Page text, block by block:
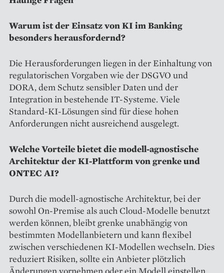
Warum ist der Einsatz von KI im Banking
besonders herausfordernd?
Die Herausforderungen liegen in der Einhaltung von
regulatorischen Vorgaben wie der DSGVO und
DORA, dem Schutz sensibler Daten und der
Integration in bestehende IT-Systeme. Viele
Standard-KI-Lösungen sind für diese hohen
Anforderungen nicht ausreichend ausgelegt.
Welche Vorteile bietet die modell-agnostische
Architektur der KI-Plattform von grenke und
ONTEC AI?
Durch die modell-agnostische Architektur, bei der
sowohl On-Premise als auch Cloud-Modelle benutzt
werden können, bleibt grenke unabhängig von
bestimmten Modellanbietern und kann flexibel
zwischen verschiedenen KI-Modellen wechseln. Dies
reduziert Risiken, sollte ein Anbieter plötzlich